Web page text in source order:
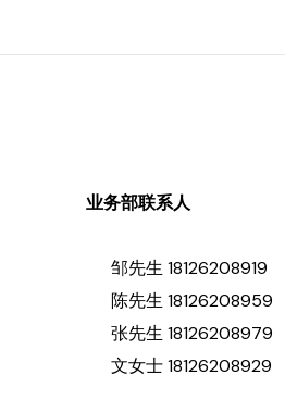
业务部联系人
邹先生 18126208919
陈先生 18126208959
张先生 18126208979
文女士 18126208929